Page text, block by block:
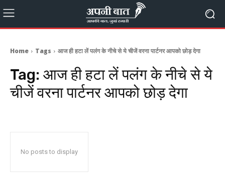
Home Tags आज ही हटा लें पलंग के नीचे से ये चीजें वरना पार्टनर आपको छोड़ देगा
Tag: आज ही हटा लें पलंग के नीचे से ये
चीजें वरना पार्टनर आपको छोड़ देगा
No posts to display